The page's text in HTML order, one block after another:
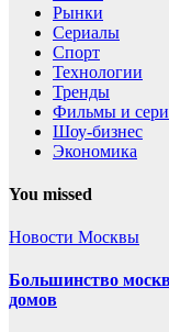
Рынки
Сериалы
Спорт
Технологии
Тренды
Фильмы и
Шоу-бизнес
Экономика
You missed
Новости Москвы
Большинство
домов